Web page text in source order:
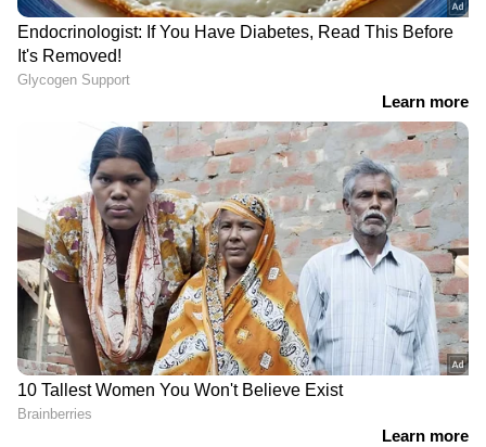
Related Articles
ഐപിഎല്‍ 2026: മൂന്ന് സ്ഥാനം, ഏഴ്
ടീമുകള്‍; ഐപിഎല്‍ ക്ലൈമാക്‌സിലേക്ക്,
പ്ലേ ഓഫ് ആര് നേടും?
ഐപിഎല്‍ 2026: ധോണിയേയും
കോലിയേയും പിടിച്ചുകെട്ടിയവൻ,
ഐപിഎല്ലിലെ ഇതിഹാസം നരെയ്‌നോ?
DOWNLOAD APP